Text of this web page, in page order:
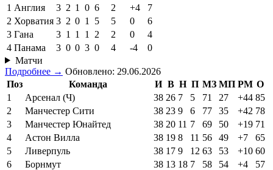
1 Англия 3 2 1 0 6 2 +4
7
2 Хорватия 3 2 0 1 5 5 0
6
3 Гана 3 1 1 1 2 2 0
4
4 Панама 3 0 0 3 0 4 -4
0
Матчи
Подробнее → Обновлено: 29.06.2026
Поз
Команда И В Н П МЗ МП РМ О
1
Арсенал (Ч) 38 26 7 5 71 27 +44 85
2
Манчестер Сити 38 23 9 6 77 35 +42 78
3
Манчестер Юнайтед 38 20 11 7 69 50 +19 71
4
Астон Вилла 38 19 8 11 56 49 +7
65
5
Ливерпуль 38 17 9 12 63 53 +10 60
6
Борнмут 38 13 18 7 58 54 +4
57